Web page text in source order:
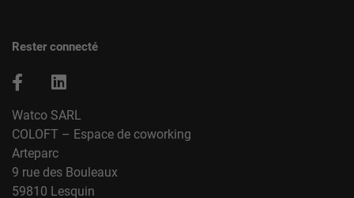
Rester connecté
Watco SARL
COLOFT – Espace de coworking
Arteparc
9 rue des Bouleaux
59810 Lesquin